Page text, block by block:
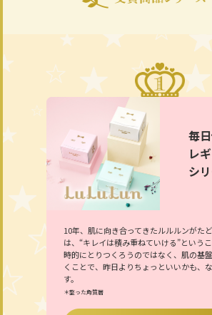
毎
レ
シ
10年、肌に向き合ってきたルルルンがた
は、“キレイは積み重ねていける”という
時的にとりつくろうのではなく、肌の基盤
くことで、昨日よりちょっといいかも、
す。
＊整った角質層